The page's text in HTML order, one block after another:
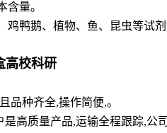
量。
鸡鸭鹅、植物、鱼、昆虫等试
高校科研
品种齐全,操作简便,。
高质量产品,运输全程跟踪,公